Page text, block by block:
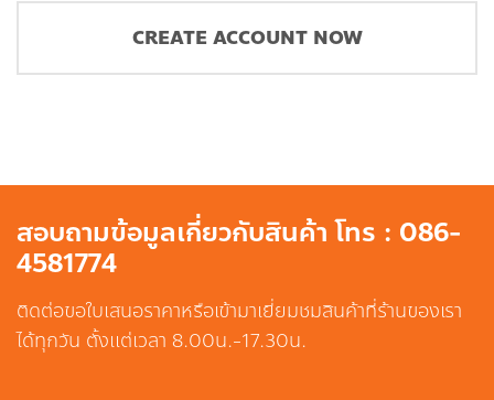
CREATE ACCOUNT NOW
สอบถามข้อมูลเกี่ยวกับสินค้า โทร : 086-
4581774
ติดต่อขอใบเสนอราคาหรือเข้ามาเยี่ยมชมสินค้าที่ร้านของเรา
ได้ทุกวัน ตั้งแต่เวลา 8.00น.-17.30น.